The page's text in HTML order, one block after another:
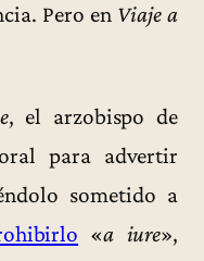
Pero en Viaje a
, el arzobispo de
para advertir
sometido a
«a iure»,